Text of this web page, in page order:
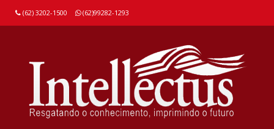
(62) 3202-1500 (62)99282-1293